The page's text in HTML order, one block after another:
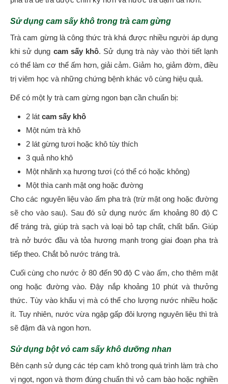
Sử dụng cam sấy khô trong trà cam gừng
Trà cam gừng là công thức trà khá được nhiều người áp dụng
khi sử dụng cam sấy khô. Sử dụng trà này vào thời tiết lạnh
có thể làm cơ thể ấm hơn, giải cảm. Giảm ho, giảm đờm, điều
trị viêm học và những chứng bệnh khác vô cùng hiệu quả.
Để có một ly trà cam gừng ngon bạn cần chuẩn bị:
2 lát cam sấy khô
Một núm trà khô
2 lát gừng tươi hoặc khô tùy thích
3 quả nho khô
Một nhãnh xạ hương tươi (có thể có hoặc không)
Một thìa canh mật ong hoặc đường
Cho các nguyên liệu vào ấm pha trà (trừ mật ong hoặc đường
sẽ cho vào sau). Sau đó sử dụng nước ấm khoảng 80 độ C
để tráng trà, giúp trà sạch và loại bỏ tạp chất, chất bẩn. Giúp
trà nở bước đầu và tỏa hương mạnh trong giai đoạn pha trà
tiếp theo. Chắt bỏ nước tráng trà.
Cuối cùng cho nước ở 80 đến 90 độ C vào ấm, cho thêm mật
ong hoặc đường vào. Đậy nắp khoảng 10 phút và thưởng
thức. Tùy vào khẩu vị mà có thể cho lượng nước nhiều hoặc
ít. Tuy nhiên, nước vừa ngập gấp đôi lượng nguyên liệu thì trà
sẽ đậm đà và ngon hơn.
Sử dụng bột vỏ cam sấy khô dưỡng nhan
Bên cạnh sử dụng các tép cam khô trong quá trình làm trà cho
vị ngọt, ngon và thơm đúng chuẩn thì vỏ cam bào hoặc nghiền